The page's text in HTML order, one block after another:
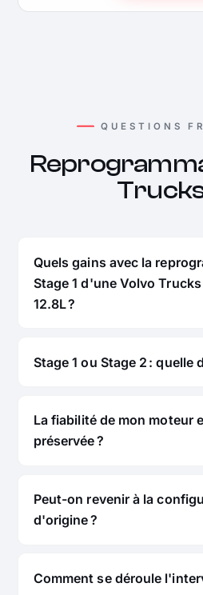
QUESTIONS
Quels gains avec la
Stage 1 d'une Volvo
12.8L ?
Stage 1 ou Stage 2 : quelle
La fiabilité de mon moteur
préservée ?
Peut-on revenir à la
d'origine ?
Comment se déroule